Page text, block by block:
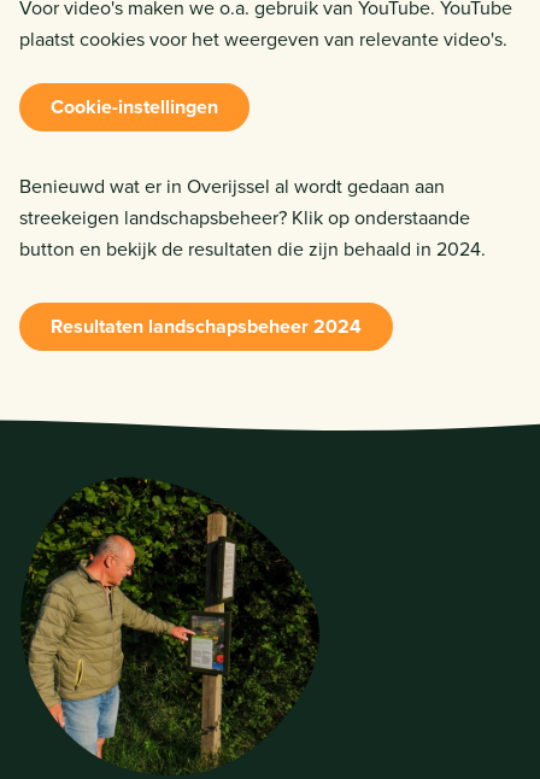
Voor video's maken we o.a. gebruik van YouTube. YouTube
plaatst cookies voor het weergeven van relevante video's.
Cookie-instellingen
Benieuwd wat er in Overijssel al wordt gedaan aan
streekeigen landschapsbeheer? Klik op onderstaande
button en bekijk de resultaten die zijn behaald in 2024.
Resultaten landschapsbeheer 2024